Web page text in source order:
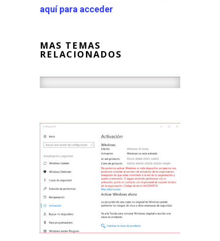
aquí para acceder
MAS TEMAS
RELACIONADOS